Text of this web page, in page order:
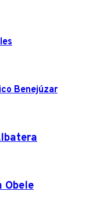
Benejúzar
Obele